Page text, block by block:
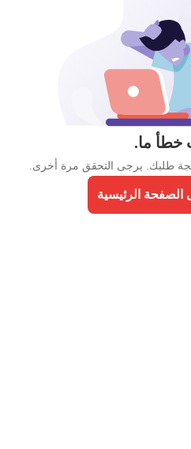
ما.
طلبك. يرجى التحقق مرة أخرى.
الصفحة الرئيسية